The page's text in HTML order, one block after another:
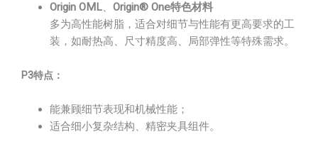
Origin OML、 Origin® One特色材料
多为高性能树脂，适合对细节与性能有更高要求的工
装，如耐热高、尺寸精度高、局部弹性等特殊需求。
P3特点：
能兼顾细节表现和机械性能；
适合细小复杂结构、精密夹具组件。